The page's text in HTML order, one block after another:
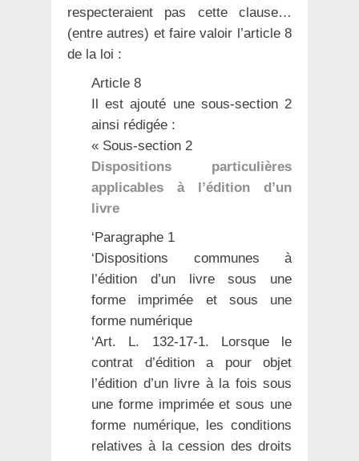
respecteraient pas cette clause…
(entre autres) et faire valoir l’article 8
de la loi :
Article 8
Il est ajouté une sous-section 2
ainsi rédigée :
« Sous-section 2
Dispositions particulières
applicables à l’édition d’un
livre
‘Paragraphe 1
‘Dispositions communes à
l’édition d’un livre sous une
forme imprimée et sous une
forme numérique
‘Art. L. 132-17-1. Lorsque le
contrat d’édition a pour objet
l’édition d’un livre à la fois sous
une forme imprimée et sous une
forme numérique, les conditions
relatives à la cession des droits